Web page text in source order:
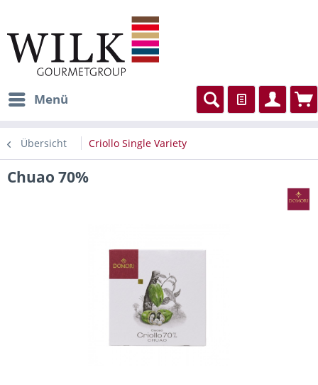
Menü
Übersicht Criollo Single Variety
Chuao 70%